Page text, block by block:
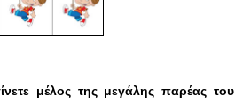
μέλος της μεγάλης παρέας του